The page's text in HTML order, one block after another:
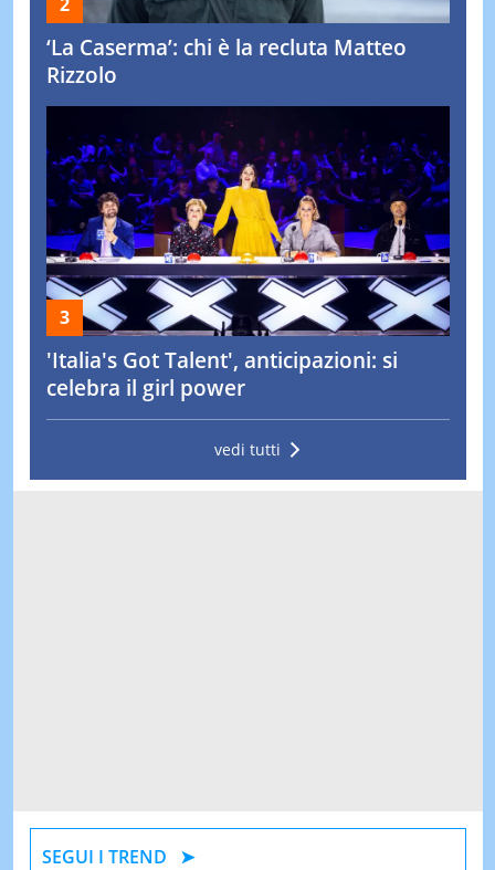
‘La Caserma’: chi è la recluta Matteo
Rizzolo
'Italia's Got Talent', anticipazioni: si
celebra il girl power
vedi tutti
SEGUI I TREND